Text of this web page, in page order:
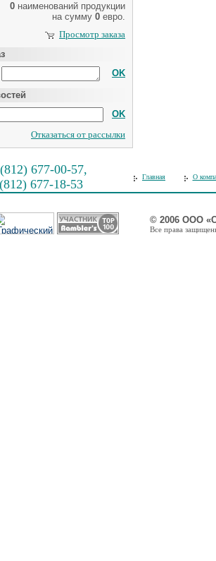
0 наименований продукции
на сумму 0 евро.
Просмотр заказа
OK
OK
Отказаться от рассылки
677-00-57,
677-18-53
Главная О
© 2006 ООО
Все права